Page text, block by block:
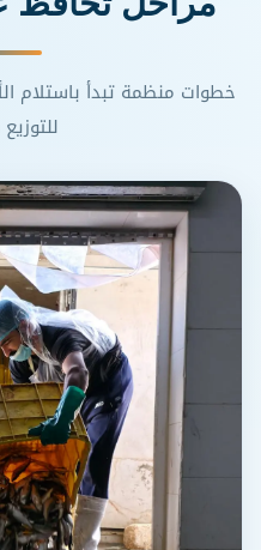
خطوات منظمة تبدأ باستلام